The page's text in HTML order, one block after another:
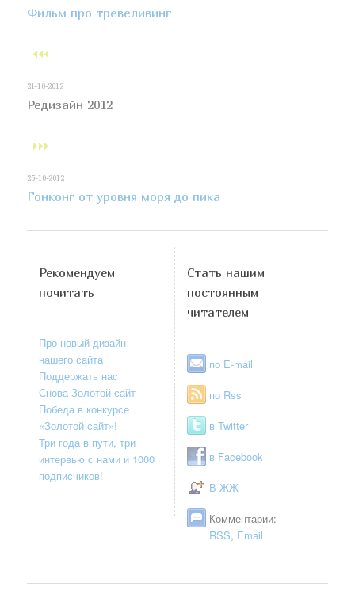
Фильм про тревеливинг
21-10-2012
Редизайн 2012
25-10-2012
Гонконг от уровня моря до пика
Рекомендуем
почитать
Про новый дизайн
нашего сайта
Поддержать нас
Снова Золотой сайт
Победа в конкурсе
«Золотой сайт»!
Три года в пути, три
интервью с нами и 1000
подписчиков!
Стать нашим
постоянным
читателем
по E-mail
по Rss
в Twitter
в Facebook
В ЖЖ
Комментарии:
RSS, Email